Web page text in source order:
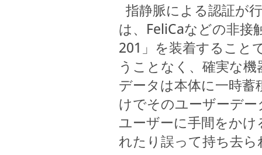
指静脈による認証が
は、FeliCaなどの非接
201」を装着すること
うことなく、確実な
データは本体に一時
けでそのユーザーデ
ユーザーに手間をか
れたり誤って持ち去